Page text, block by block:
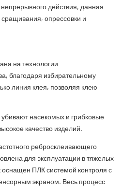
действия, данная
опрессовки и
на технологии
благодаря избирательному
линия клея, позволяя клею
насекомых и грибковые
качество изделий.
ребросклеивающего
для эксплуатации в тяжелых
оснащен ПЛК системой контроля с
экраном. Весь процесс